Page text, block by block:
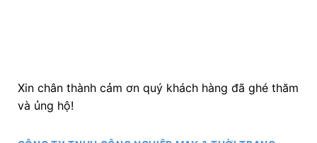
Xin chân thành cảm ơn quý khách hàng đã ghé thăm
và ủng hộ!